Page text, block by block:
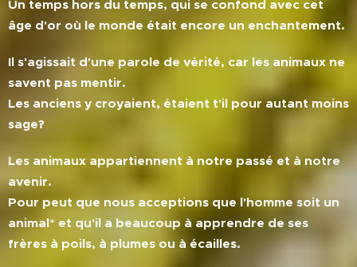
Un temps hors du temps, qui se confond avec cet
âge d'or où le monde était encore un enchantement.
Il s'agissait d'une parole de vérité, car les animaux ne
savent pas mentir.
Les anciens y croyaient, étaient t'il pour autant moins
sage?
Les animaux appartiennent à notre passé et à notre
avenir.
Pour peut que nous acceptions que l'homme soit un
animal* et qu'il a beaucoup à apprendre de ses
frères à poils, à plumes ou à écailles.